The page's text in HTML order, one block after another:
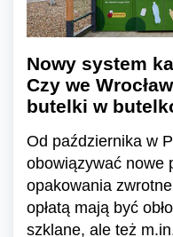
Nowy system
Czy we
butelki w
Od października w
obowiązywać nowe
opakowania
opłatą mają być
szklane, ale też